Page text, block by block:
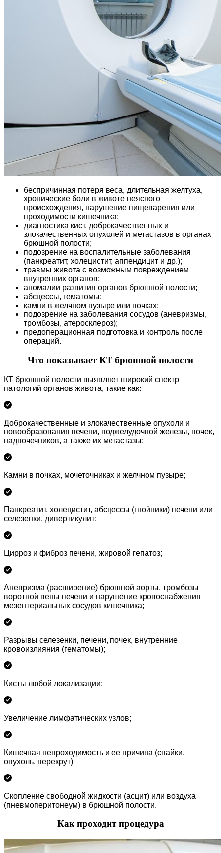
беспричинная потеря веса, длительная желтуха,
хронические боли в животе неясного
происхождения, нарушение пищеварения или
проходимости кишечника;
диагностика кист, доброкачественных и
злокачественных опухолей и метастазов в органах
брюшной полости;
подозрение на воспалительные заболевания
(панкреатит, холецистит, аппендицит и др.);
травмы живота с возможным повреждением
внутренних органов;
аномалии развития органов брюшной полости;
абсцессы, гематомы;
камни в желчном пузыре или почках;
подозрение на заболевания сосудов (аневризмы,
тромбозы, атеросклероз);
предоперационная подготовка и контроль после
операций.
Что показывает КТ брюшной полости
КТ брюшной полости выявляет широкий спектр
патологий органов живота, такие как:
Доброкачественные и злокачественные опухоли и
новообразования печени, поджелудочной железы, почек,
надпочечников, а также их метастазы;
Камни в почках, мочеточниках и желчном пузыре;
Панкреатит, холецистит, абсцессы (гнойники) печени или
селезенки, дивертикулит;
Цирроз и фиброз печени, жировой гепатоз;
Аневризма (расширение) брюшной аорты, тромбозы
воротной вены печени и нарушение кровоснабжения
мезентериальных сосудов кишечника;
Разрывы селезенки, печени, почек, внутренние
кровоизлияния (гематомы);
Кисты любой локализации;
Увеличение лимфатических узлов;
Кишечная непроходимость и ее причина (спайки,
опухоль, перекрут);
Скопление свободной жидкости (асцит) или воздуха
(пневмоперитонеум) в брюшной полости.
Как проходит процедура